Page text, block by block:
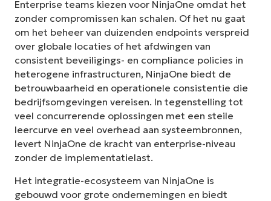
Enterprise teams kiezen voor NinjaOne omdat het
zonder compromissen kan schalen. Of het nu gaat
om het beheer van duizenden endpoints verspreid
over globale locaties of het afdwingen van
consistent beveiligings- en compliance policies in
heterogene infrastructuren, NinjaOne biedt de
betrouwbaarheid en operationele consistentie die
bedrijfsomgevingen vereisen. In tegenstelling tot
veel concurrerende oplossingen met een steile
leercurve en veel overhead aan systeembronnen,
levert NinjaOne de kracht van enterprise-niveau
zonder de implementatielast.
Het integratie-ecosysteem van NinjaOne is
gebouwd voor grote ondernemingen en biedt